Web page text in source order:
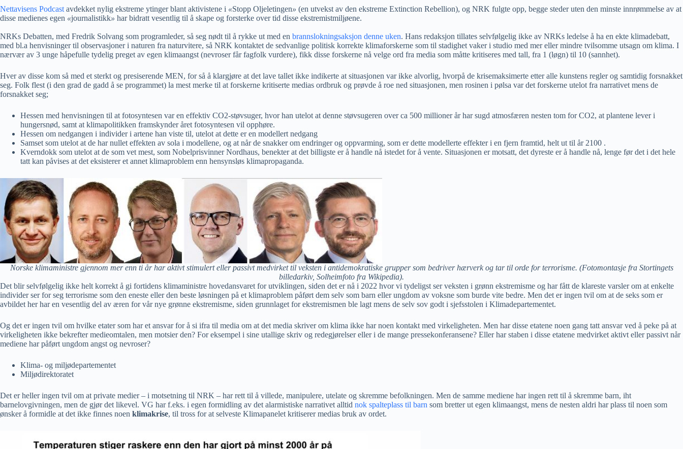
Nettavisens Podcast avdekket nylig ekstreme ytinger blant aktivistene i «Stopp Oljeletingen» (en utvekst av den ekstreme Extinction Rebellion), og NRK fulgte opp, begge steder uten den minste innrømmelse av at
disse medienes egen «journalistikk» har bidratt vesentlig til å skape og forsterke over tid disse ekstremistmiljøene.
NRKs Debatten, med Fredrik Solvang som programleder, så seg nødt til å rykke ut med en brannslokningsaksjon denne uken. Hans redaksjon tillates selvfølgelig ikke av NRKs ledelse å ha en ekte klimadebatt,
med bl.a henvisninger til observasjoner i naturen fra naturvitere, så NRK kontaktet de sedvanlige politisk korrekte klimaforskerne som til stadighet vaker i studio med mer eller mindre tvilsomme utsagn om klima. I
nærvær av 3 unge håpefulle tydelig preget av egen klimaangst (nevroser får fagfolk vurdere), fikk disse forskerne nå velge ord fra media som måtte kritiseres med tall, fra 1 (løgn) til 10 (sannhet).
Hver av disse kom så med et sterkt og presiserende MEN, for så å klargjøre at det lave tallet ikke indikerte at situasjonen var ikke alvorlig, hvorpå de krisemaksimerte etter alle kunstens regler og samtidig forsnakket
seg. Folk flest (i den grad de gadd å se programmet) la mest merke til at forskerne kritiserte medias ordbruk og prøvde å roe ned situasjonen, men rosinen i pølsa var det forskerne utelot fra narrativet mens de
forsnakket seg;
Hessen med henvisningen til at fotosyntesen var en effektiv CO2-støvsuger, hvor han utelot at denne støvsugeren over ca 500 millioner år har sugd atmosfæren nesten tom for CO2, at plantene lever i
hungersnød, samt at klimapolitikken framskynder året fotosyntesen vil opphøre.
Hessen om nedgangen i individer i artene han viste til, utelot at dette er en modellert nedgang
Samset som utelot at de har nullet effekten av sola i modellene, og at når de snakker om endringer og oppvarming, som er dette modellerte effekter i en fjern framtid, helt ut til år 2100 .
Kverndokk som utelot at de som vet mest, som Nobelprisvinner Nordhaus, benekter at det billigste er å handle nå istedet for å vente. Situasjonen er motsatt, det dyreste er å handle nå, lenge før det i det hele
tatt kan påvises at det eksisterer et annet klimaproblem enn hensynsløs klimapropaganda.
Norske klimaministre gjennom mer enn ti år har aktivt stimulert eller passivt medvirket til veksten i antidemokratiske grupper som bedriver hærverk og tar til orde for terrorisme. (Fotomontasje fra Stortingets
billedarkiv, Solheimfoto fra Wikipedia).
Det blir selvfølgelig ikke helt korrekt å gi fortidens klimaministre hovedansvaret for utviklingen, siden det er nå i 2022 hvor vi tydeligst ser veksten i grønn ekstremisme og har fått de klareste varsler om at enkelte
individer ser for seg terrorisme som den eneste eller den beste løsningen på et klimaproblem påført dem selv som barn eller ungdom av voksne som burde vite bedre. Men det er ingen tvil om at de seks som er
avbildet her har en vesentlig del av æren for vår nye grønne ekstremisme, siden grunnlaget for ekstremismen ble lagt mens de selv sov godt i sjefsstolen i Klimadepartementet.
Og det er ingen tvil om hvilke etater som har et ansvar for å si ifra til media om at det media skriver om klima ikke har noen kontakt med virkeligheten. Men har disse etatene noen gang tatt ansvar ved å peke på at
virkeligheten ikke bekrefter medieomtalen, men motsier den? For eksempel i sine utallige skriv og redegjørelser eller i de mange pressekonferansene? Eller har staben i disse etatene medvirket aktivt eller passivt når
mediene har påført ungdom angst og nevroser?
Klima- og miljødepartementet
Miljødirektoratet
Det er heller ingen tvil om at private medier – i motsetning til NRK – har rett til å villede, manipulere, utelate og skremme befolkningen. Men de samme mediene har ingen rett til å skremme barn, iht
barnelovgivningen, men de gjør det likevel. VG har f.eks. i egen formidling av det alarmistiske narrativet alltid nok spalteplass til barn som bretter ut egen klimaangst, mens de nesten aldri har plass til noen som
ønsker å formidle at det ikke finnes noen klimakrise, til tross for at selveste Klimapanelet kritiserer medias bruk av ordet.